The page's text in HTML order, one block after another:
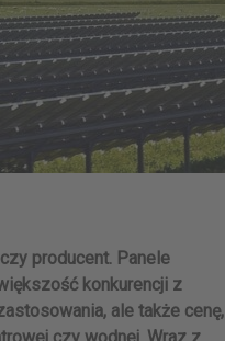
producent. Panele
konkurencji z
ale także cenę,